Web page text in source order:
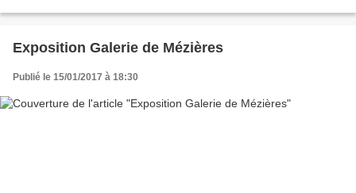
Exposition Galerie de Mézières
Publié le 15/01/2017 à 18:30